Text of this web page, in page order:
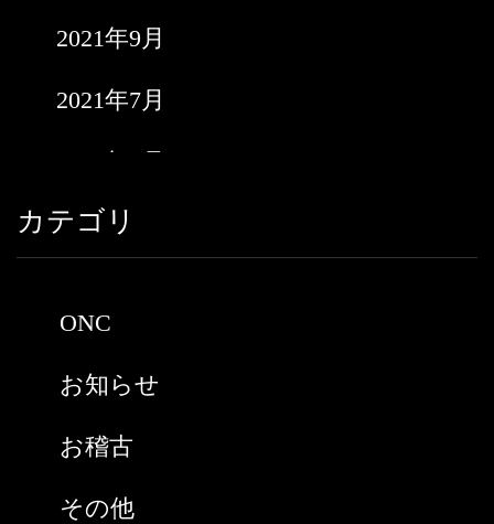
2021年9月
2021年7月
2021年5月
カテゴリ
ONC
お知らせ
お稽古
その他